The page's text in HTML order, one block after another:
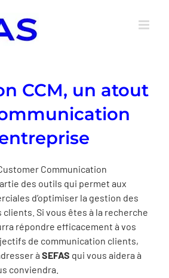
CCM, un atout
Communication
des outils qui permet aux
d’optimiser la gestion des
Si vous êtes à la recherche
répondre efficacement à vos
de communication clients,
à SEFAS qui vous aidera à
conviendra.